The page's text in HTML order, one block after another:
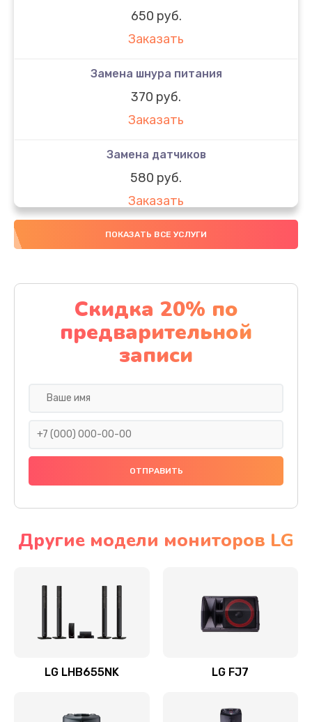
650 руб.
Заказать
Замена шнура питания
370 руб.
Заказать
Замена датчиков
580 руб.
Заказать
Комплексная чистка
Заказать
Замена дисплея (экрана)
2000 руб.
Заказать
Ремонт платы электроники
Прошивка
Ремонт / замена кнопок, клавиш, индикаторов,
ПОКАЗАТЬ ВСЕ УСЛУГИ
Скидка 20% по
предварительной
записи
Другие модели мониторов LG
LG LHB655NK LG FJ7